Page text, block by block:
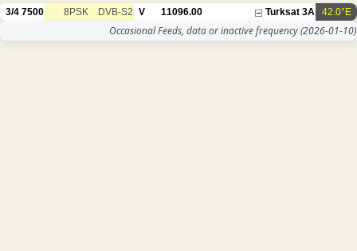
42.0°E
Turksat 3A
11096.00
V
DVB-S2
8PSK
7500
3/4
Occasional Feeds, data or inactive frequency(2026-01-10)